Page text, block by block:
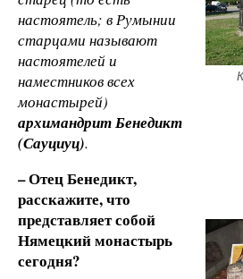
настоятель; в Румынии
старцами называют
настоятелей и
наместников всех
монастырей)
архимандрит Бенедикт
(Сауциуц).
– Отец Бенедикт,
расскажите, что
представляет собой
Нямецкий монастырь
сегодня?